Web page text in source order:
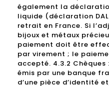
également la
liquide (déclaration
retrait en France. Si
bijoux et métaux
paiement doit être
par virement ; le
accepté. 4.3.2
émis par une banque
d’une pièce d’identité